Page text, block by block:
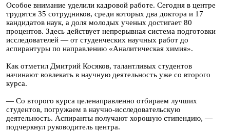
Особое внимание уделили кадровой работе. Сегодня в центре
трудятся 35 сотрудников, среди которых два доктора и 17
кандидатов наук, а доля молодых ученых достигает 80
процентов. Здесь действует непрерывная система подготовки
исследователей — от студенческих научных работ до
аспирантуры по направлению «Аналитическая химия».
Как отметил Дмитрий Косяков, талантливых студентов
начинают вовлекать в научную деятельность уже со второго
курса.
— Со второго курса целенаправленно отбираем лучших
студентов, погружаем в научно-исследовательскую
деятельность. Аспиранты получают хорошую стипендию, —
подчеркнул руководитель центра.